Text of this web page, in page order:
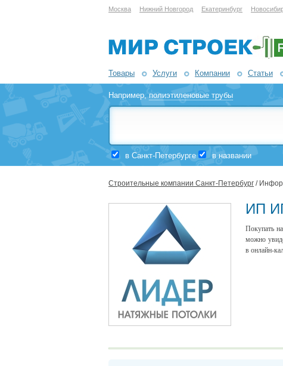
Москва Нижний Новгород Екатеринбург
Товары Услуги Компании Статьи
Например,полиэтиленовые трубы
в Санкт-Петербурге в названии
Строительные компании Санкт-Петербург /
ИП
Покупать
можно
в онлайн-